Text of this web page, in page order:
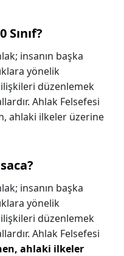
insanın başka
yönelik
düzenlemek
Ahlak Felsefesi
ahlaki ilkeler üzerine
insanın başka
yönelik
düzenlemek
Ahlak Felsefesi
ahlaki ilkeler